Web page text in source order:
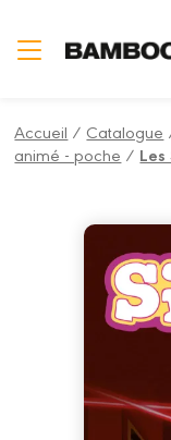
Accueil / Catalogue
animé - poche /